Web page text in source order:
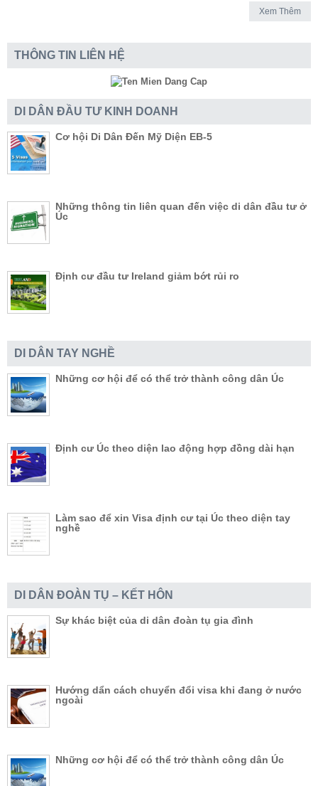
Xem Thêm
THÔNG TIN LIÊN HỆ
DI DÂN ĐẦU TƯ KINH DOANH
Cơ hội Di Dân Đến Mỹ Diện EB-5
Những thông tin liên quan đến việc di dân đầu tư ở
Úc
Định cư đầu tư Ireland giảm bớt rủi ro
DI DÂN TAY NGHỀ
Những cơ hội để có thể trở thành công dân Úc
Định cư Úc theo diện lao động hợp đồng dài hạn
Làm sao để xin Visa định cư tại Úc theo diện tay
nghề
DI DÂN ĐOÀN TỤ – KẾT HÔN
Sự khác biệt của di dân đoàn tụ gia đình
Hướng dẩn cách chuyển đổi visa khi đang ở nước
ngoài
Những cơ hội để có thể trở thành công dân Úc